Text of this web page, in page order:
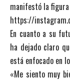
manifestó la
https://
En cuanto a su
ha dejado claro
está enfocado en
«Me siento muy